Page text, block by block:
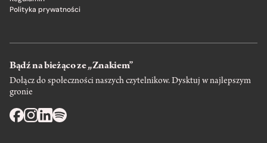
Polityka prywatności
Bądź na bieżąco ze „Znakiem”
Dołącz do społeczności naszych czytelnikow. Dysktuj w najlepszym
gronie